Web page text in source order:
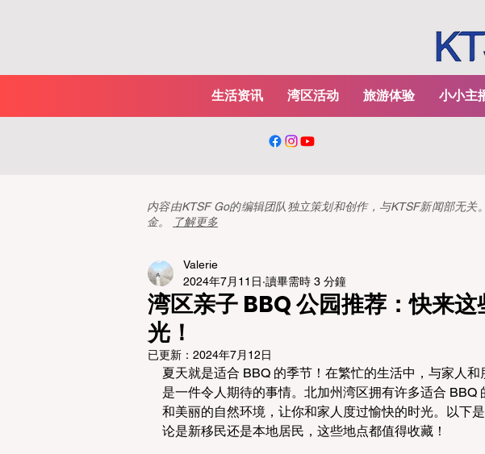
生活资讯 湾区活动 旅游体验 小小主
内容由KTSF Go的编辑团队独立策划和创作，与KTSF新闻部无
金。
了解更多
湾区亲子 BBQ 公园推荐：快来
光！
Valerie
2024年7月11日 讀畢需時 3 分鐘
已更新： 2024年7月12日
夏天就是适合 BBQ 的季节！在繁忙的生活中，与家人和
是一件令人期待的事情。北加州湾区拥有许多适合 BBQ
和美丽的自然环境，让你和家人度过愉快的时光。以下
论是新移民还是本地居民，这些地点都值得收藏！